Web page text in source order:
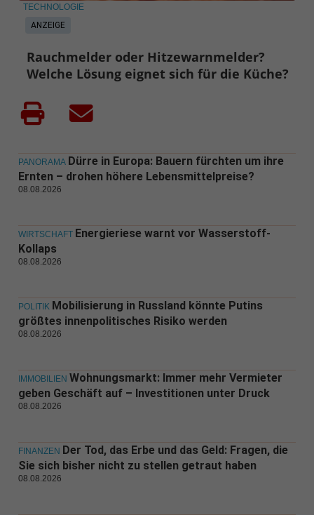
ANZEIGE
TECHNOLOGIE
Rauchmelder oder Hitzewarnmelder?
Welche Lösung eignet sich für die Küche?
PANORAMA Dürre in Europa: Bauern fürchten um ihre
Ernten – drohen höhere Lebensmittelpreise?
08.08.2026
WIRTSCHAFT Energieriese warnt vor Wasserstoff-
Kollaps
08.08.2026
POLITIK Mobilisierung in Russland könnte Putins
größtes innenpolitisches Risiko werden
08.08.2026
IMMOBILIEN Wohnungsmarkt: Immer mehr Vermieter
geben Geschäft auf – Investitionen unter Druck
08.08.2026
FINANZEN Der Tod, das Erbe und das Geld: Fragen, die
Sie sich bisher nicht zu stellen getraut haben
08.08.2026